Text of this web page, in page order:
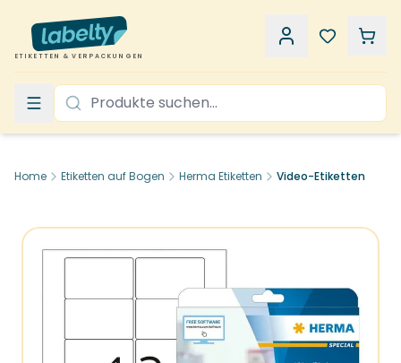
ETIKETTEN & VERPACKUNGEN
Home Etiketten auf Bogen Herma Etiketten Video-Etiketten